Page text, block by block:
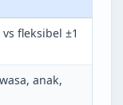
fleksibel ±1
anak,